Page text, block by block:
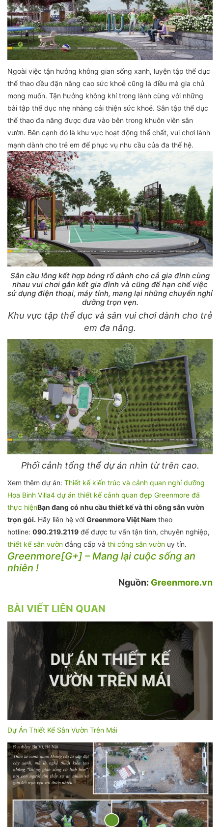
Ngoài việc tận hưởng không gian sống xanh, luyện tập thể dục
thể thao đều đặn nâng cao sức khoẻ cũng là điều mà gia chủ
mong muốn. Tận hưởng không khí trong lành cùng với những
bài tập thể dục nhẹ nhàng cải thiện sức khoẻ. Sân tập thể dục
thể thao đa năng được đưa vào bên trong khuôn viên sân
vườn. Bên cạnh đó là khu vực hoạt động thể chất, vui chơi lành
mạnh dành cho trẻ em để phục vụ nhu cầu của đa thế hệ.
Sân cầu lông kết hợp bóng rổ dành cho cả gia đình cùng
nhau vui chơi gắn kết gia đình và cũng để hạn chế việc
sử dụng điện thoại, máy tính, mang lại những chuyến nghỉ
dưỡng trọn vẹn.
Khu vực tập thể dục và sân vui chơi dành cho trẻ
em đa năng.
Phối cảnh tổng thể dự án nhìn từ trên cao.
Xem thêm dự án: Thiết kế kiến trúc và cảnh quan nghỉ dưỡng
Hoa Binh Villa4 dự án thiết kế cảnh quan đẹp Greenmore đã
thực hiệnBạn đang có nhu cầu thiết kế và thi công sân vườn
trọn gói. Hãy liên hệ với Greenmore Việt Nam theo
hotline: 090.219.2119 để được tư vấn tận tình, chuyên nghiệp,
thiết kế sân vườn đẳng cấp và thi công sân vườn uy tín.
Greenmore[G+] – Mang lại cuộc sống an
nhiên !
Nguồn: Greenmore.vn
BÀI VIẾT LIÊN QUAN
Dự Án Thiết Kế Sân Vườn Trên Mái